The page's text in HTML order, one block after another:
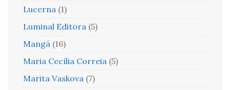
Lucerna (1)
Luminal Editora (5)
Mangá (16)
Maria Cecília Correia (5)
Marita Vaskova (7)